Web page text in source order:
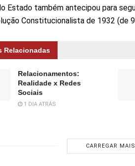
Estado também antecipou para
Constitucionalista de 1932 (de
Relacionadas
Relacionamentos:
Realidade x Redes
Sociais
1 DIA ATRÁS
CARREGAR MAIS